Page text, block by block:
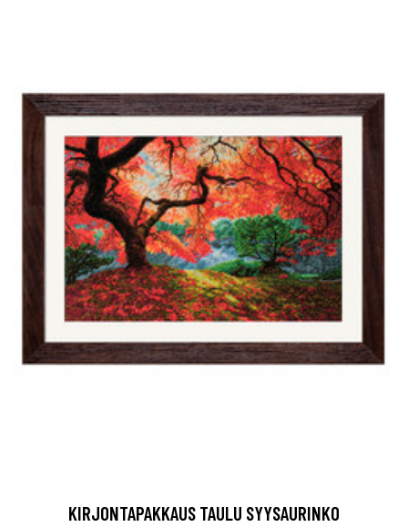
KIRJONTAPAKKAUS TAULU SYYSAURINKO